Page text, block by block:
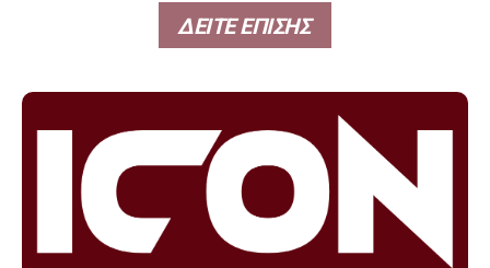
ΔΕΙΤΕ ΕΠΙΣΗΣ